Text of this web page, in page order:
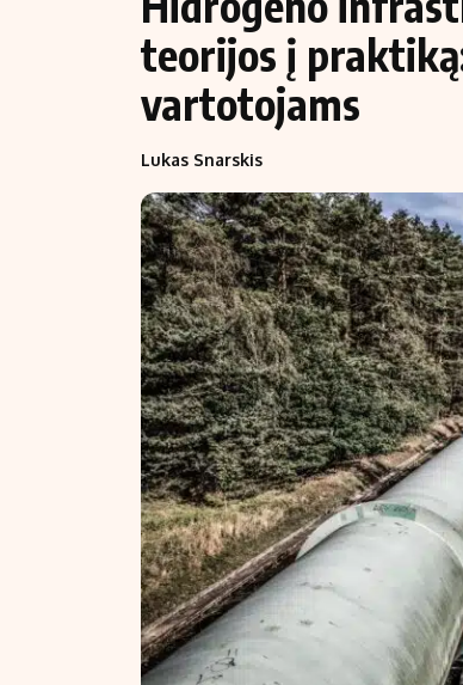
Aplinka
Verslas
Ekonomika
Politika
NT ir statybos
Įmonės
Žemės
teorijos į
vartotojams
Lukas Snarskis